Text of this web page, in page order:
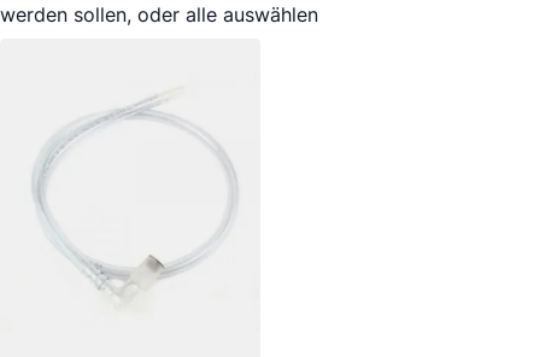
werden sollen, oder alle auswählen